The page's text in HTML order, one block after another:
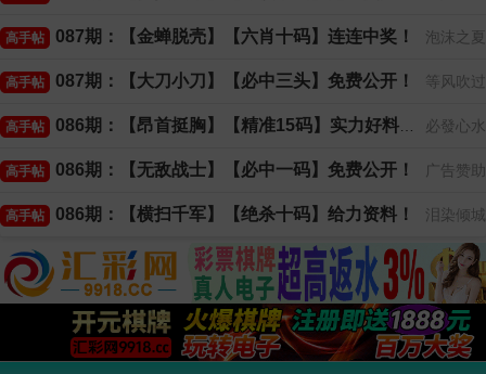
泡沫之夏
高手帖 087期：【金蝉脱壳】【六肖十码】连连中奖！
等风吹过
高手帖 087期：【大刀小刀】【必中三头】免费公开！
必發心水
高手帖 086期：【昂首挺胸】【精准15码】实力好料！
广告赞助
高手帖 086期：【无敌战士】【必中一码】免费公开！
泪染倾城
高手帖 086期：【横扫千军】【绝杀十码】给力资料！